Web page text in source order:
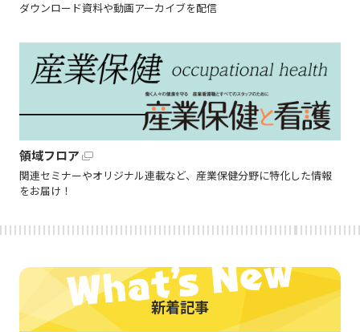
ダウンロード資料や動画アーカイブを配信
領域フロア
関連セミナーやオリジナル連載など、産業保健分野に特化した情報
をお届け！
新着記事